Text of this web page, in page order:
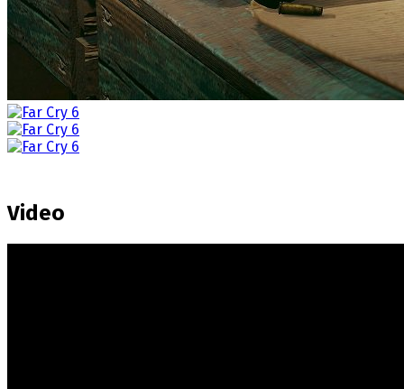
Video